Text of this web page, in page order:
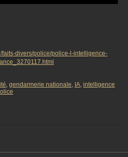
faits-divers/police/police-l-intelligence-
, gendarmerie nationale, IA, intelligence